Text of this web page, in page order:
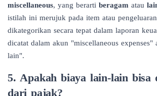
miscellaneous, yang berarti beragam atau
istilah ini merujuk pada item atau
dikategorikan secara tepat dalam laporan
dicatat dalam akun "miscellaneous expenses"
lain".
5. Apakah biaya lain-lain bisa
dari pajak?